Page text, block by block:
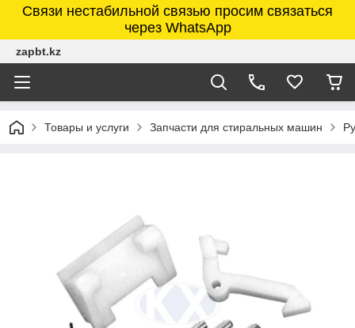
Связи нестабильной связью просим связаться
через WhatsApp
zapbt.kz
Товары и услуги Запчасти для стиральных машин